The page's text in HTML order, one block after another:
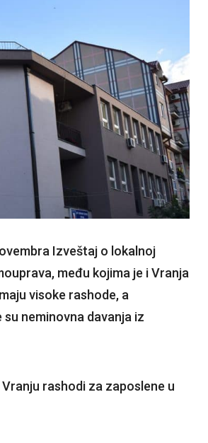
Izveštaj o lokalnoj
među kojima je i Vranja
visoke rashode, a
neminovna davanja iz
rashodi za zaposlene u